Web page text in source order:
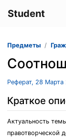
Student
Предметы
Реферат, 28
Краткое
Актуальность
правотворческой